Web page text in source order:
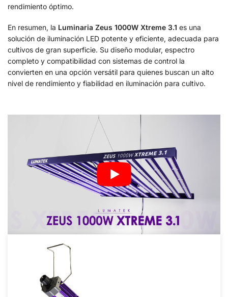
rendimiento óptimo.
En resumen, la Luminaria Zeus 1000W Xtreme 3.1 es una
solución de iluminación LED potente y eficiente, adecuada para
cultivos de gran superficie. Su diseño modular, espectro
completo y compatibilidad con sistemas de control la
convierten en una opción versátil para quienes buscan un alto
nivel de rendimiento y fiabilidad en iluminación para cultivo.